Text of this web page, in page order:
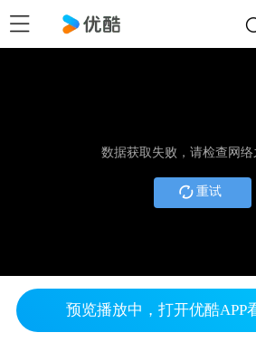
数据获取失败，请检查网
重试
预览播放中，打开优酷APP